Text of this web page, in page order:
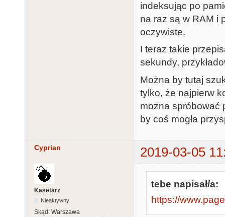
indeksując po
na raz są w RAM i
oczywiste.
I teraz takie
sekundy,
Można by tutaj
tylko, że najpierw
można spróbować
by coś mogła
Cyprian 2019-03-05
Kasetarz
Nieaktywny
Skąd: Warszawa
tebe napisał/a:
https://